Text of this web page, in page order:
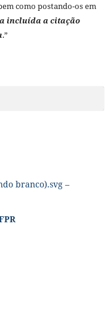
como postando-os em
incluída a citação
.”